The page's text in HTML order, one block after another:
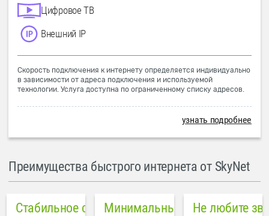
Цифровое ТВ
Внешний IP
Скорость подключения к интернету определяется индивидуально
в зависимости от адреса подключения и используемой
технологии. Услуга доступна по ограниченному списку адресов.
узнать подробнее
Преимущества быстрого интернета от SkyNet
Стабильное соединениеМинимальный пинг в городе
Не любите